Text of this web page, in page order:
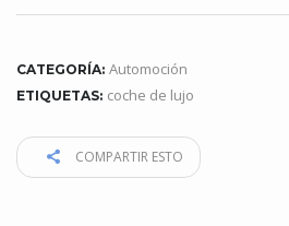
CATEGORÍA: Automoción
ETIQUETAS: coche de lujo
COMPARTIR ESTO